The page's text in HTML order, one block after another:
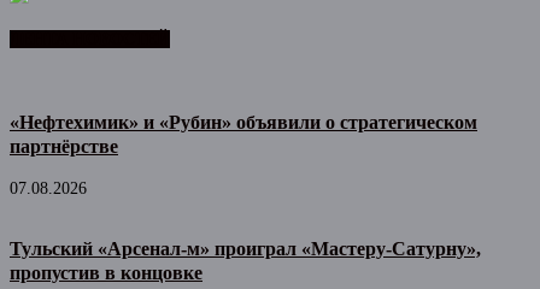
«Нефтехимик» и «Рубин» объявили о стратегическом
партнёрстве
07.08.2026
Тульский «Арсенал-м» проиграл «Мастеру-Сатурну»,
пропустив в концовке